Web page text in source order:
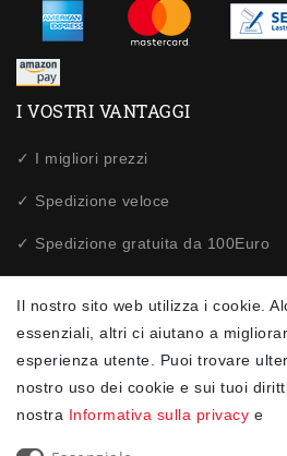
I VOSTRI VANTAGGI
✓ I migliori prezzi
✓ Spedizione veloce
✓ Spedizione gratuita da 100Euro
✓ Protezione dei dati
Il nostro sito web utilizza i cookie.
essenziali, altri ci aiutano a
esperienza utente. Puoi trovare
nostro uso dei cookie e sui tuoi
nostra Informativa sulla privacy e
NEWSLETTER